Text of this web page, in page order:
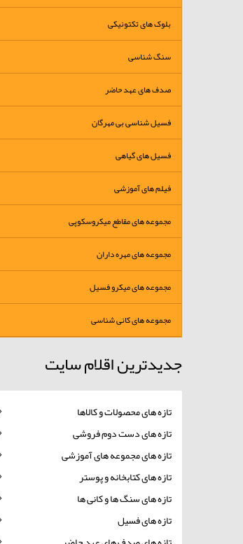
بلوک های تکتونیکی
سنگ شناسی
صدف های عهد حاضر
فسیل شناسی بی مهرگان
فسیل های گیاهی
فیلم های آموزشی
مجموعه های مقاطع میکروسکوپی
مجموعه های مهره داران
مجموعه های میکرو فسیل
مجموعه های کانی شناسی
جدیدترین اقلام سایت
تازه های محصولات و کالاها
تازه های دست دوم فروشی
تازه های مجموعه های آموزشی
تازه های کتابخانه و پوستر
تازه های سنگ ها و کانی ها
تازه های فسیل